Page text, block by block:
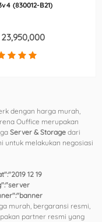
(830012-B21)
23,950,000
dengan harga murah,
Ouffice merupakan
Server & Storage dari
untuk melakukan negosiasi
12 19
murah, bergaransi resmi,
partner resmi yang